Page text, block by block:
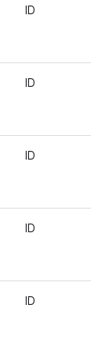
ID
ID
ID
ID
ID